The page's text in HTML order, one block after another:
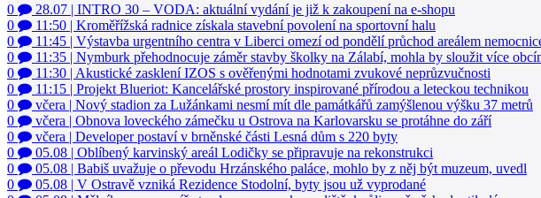
0
11:35| Nymburk přehodnocuje záměr stavby školky na Zálabí, mohla by sloužit více obcím
0
11:30 | Akustické zasklení IZOS s ověřenými hodnotami zvukové neprůzvučnosti
0
11:15 | Projekt Blueriot: Kancelářské prostory inspirované přírodou a leteckou technikou
0
včera| Nový stadion za Lužánkami nesmí mít dle památkářů zamýšlenou výšku 37 metrů
0
včera| Obnova loveckého zámečku u Ostrova na Karlovarsku se protáhne do září
0
včera| Developer postaví v brněnské části Lesná dům s 220 byty
0
05.08 |Oblíbený karvinský areál Lodičky se připravuje na rekonstrukci
0
05.08 |Babiš uvažuje o převodu Hrzánského paláce, mohlo by z něj být muzeum, uvedl
0
05.08 |V Ostravě vzniká Rezidence Stodolní, byty jsou už vyprodané
0
05.08 | Mělník znovu vypíše tendr na opravu koupaliště, kvůli ceně přehodnotil plány
0
04.08 | Renesanční letohrádek v České Lípě převzali stavbaři, čeká ho přestavba
0
04.08 | Pro přístavbu radnice Slezské Ostravy už se připravuje projektová dokumentace